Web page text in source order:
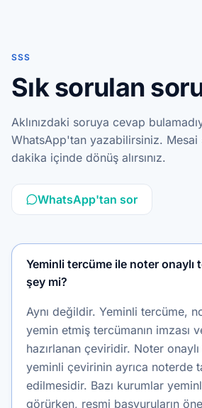
SSS
Sık sorulan
Aklınızdaki soruya cevap
WhatsApp'tan yazabilirsiniz.
dakika içinde dönüş alırsınız.
WhatsApp'tan sor
Yeminli tercüme ile noter onaylı
şey mi?
Aynı değildir. Yeminli tercüme,
yemin etmiş tercümanın imzası
hazırlanan çeviridir. Noter
yeminli çevirinin ayrıca noterde
edilmesidir. Bazı kurumlar
görürken, resmi başvuruların